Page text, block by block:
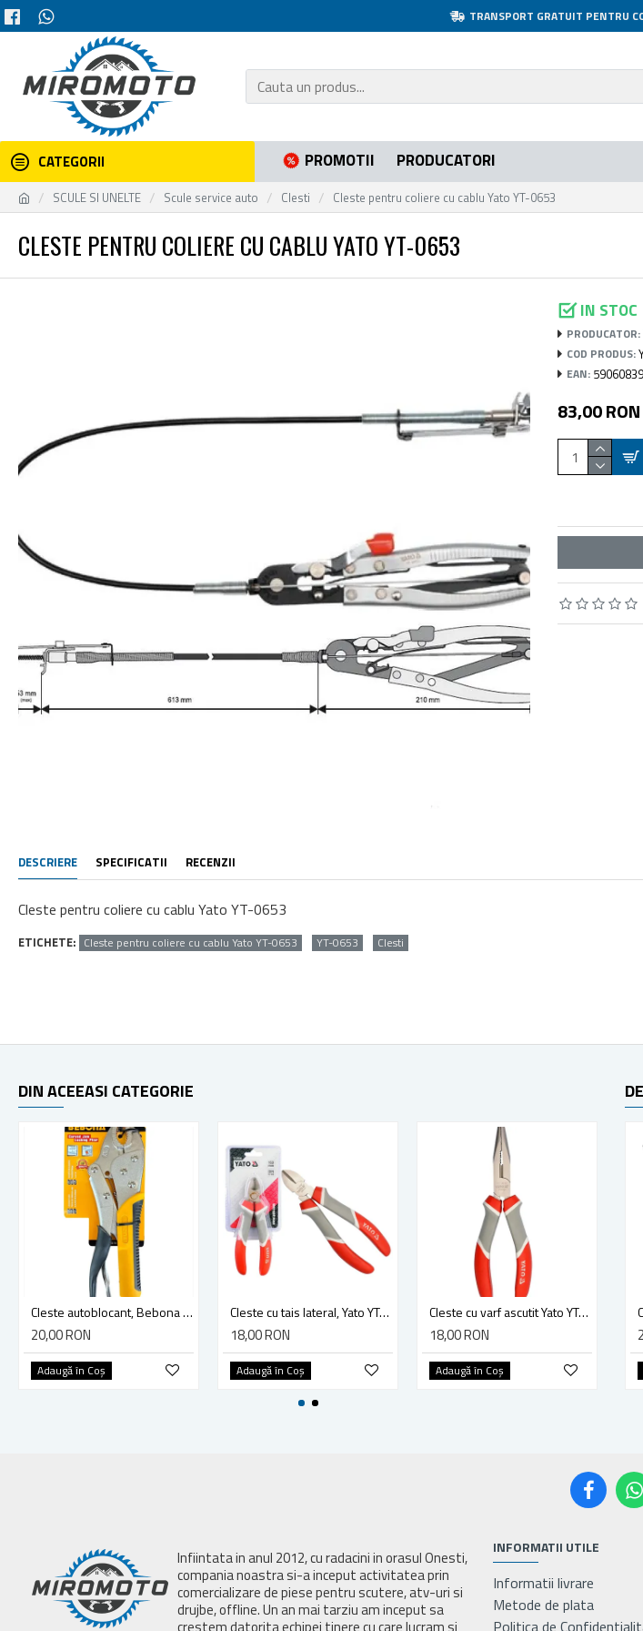
TRANSPORT GRATUIT PENTRU
CATEGORII PROMOTII PRODUCATORI
SCULE SI UNELTE Scule service auto Clesti Cleste pentru coliere cu cablu Yato YT-0653
CLESTE PENTRU COLIERE CU CABLU YATO YT-0653
IN STOC
PRODUCATOR:
COD PRODUS:
EAN:
83,00 RON
DESCRIERE SPECIFICATII RECENZII
Cleste pentru coliere cu cablu Yato YT-0653
ETICHETE: Cleste pentru coliere cu cablu Yato YT-0653 YT-0653 Clesti
DIN ACEEASI CATEGORIE
Cleste autoblocant, Bebona HT21010, 250 mm
20,00 RON
Adaugă în Coş
Cleste cu tais lateral, Yato YT-2036 , 160 mm
18,00 RON
Adaugă în Coş
Cleste cu varf ascutit Yato YT-2018, 200 mm
18,00 RON
Adaugă în Coş
Infiintata in anul 2012, cu radacini in orasul Onesti,
compania noastra si-a inceput activitatea prin
comercializare de piese pentru scutere, atv-uri si
drujbe, offline. Un an mai tarziu am inceput sa
INFORMATII UTILE
Informatii livrare
Metode de plata
Politica de